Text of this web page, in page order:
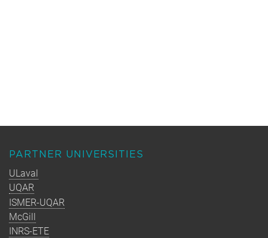
PARTNER UNIVERSITIES
ULaval
UQAR
ISMER-UQAR
McGill
INRS-ETE